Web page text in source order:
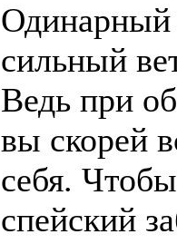
Одинарный
сильный
Ведь при
вы скорей
себя.
спейский